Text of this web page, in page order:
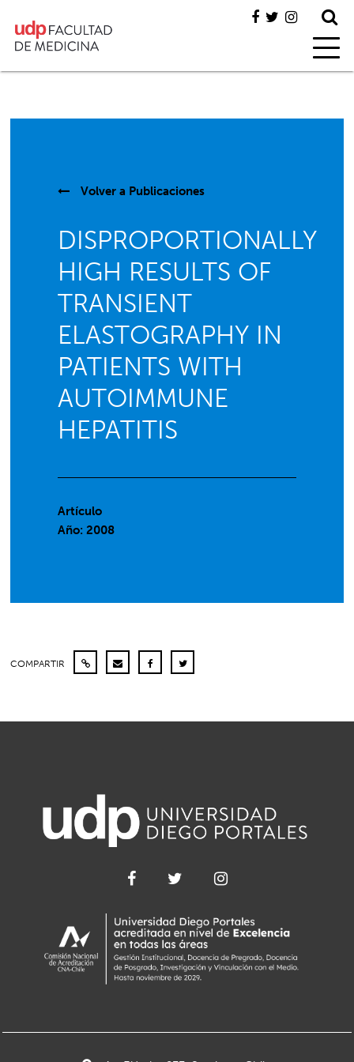
Volver a Publicaciones
DISPROPORTIONALLY
HIGH RESULTS OF
TRANSIENT
ELASTOGRAPHY IN
PATIENTS WITH
AUTOIMMUNE
HEPATITIS
Artículo
Año: 2008
COMPARTIR